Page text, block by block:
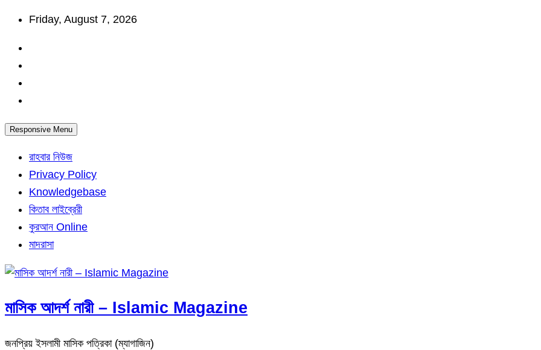
Skip
content
Friday, August 7, 2026
Responsive Menu
রাহবার নিউজ
Privacy Policy
Knowledgebase
কিতাব লাইব্রেরী
কুরআন Online
মাদরাসা
মাসিক আদর্শ নারী – Islamic Magazine
জনপ্রিয় ইসলামী মাসিক পত্রিকা (ম্যাগাজিন)